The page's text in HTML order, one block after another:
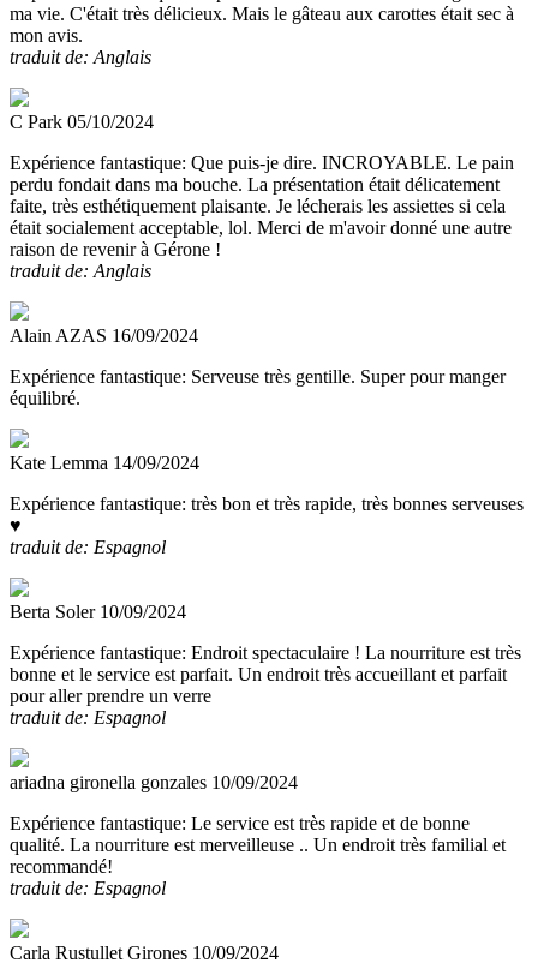
ma vie. C'était très délicieux. Mais le gâteau aux carottes était sec à
mon avis.
traduit de: Anglais
C Park 05/10/2024
Expérience fantastique: Que puis-je dire. INCROYABLE. Le pain
perdu fondait dans ma bouche. La présentation était délicatement
faite, très esthétiquement plaisante. Je lécherais les assiettes si cela
était socialement acceptable, lol. Merci de m'avoir donné une autre
raison de revenir à Gérone !
traduit de: Anglais
Alain AZAS 16/09/2024
Expérience fantastique: Serveuse très gentille. Super pour manger
équilibré.
Kate Lemma 14/09/2024
Expérience fantastique: très bon et très rapide, très bonnes serveuses
♥️
traduit de: Espagnol
Berta Soler 10/09/2024
Expérience fantastique: Endroit spectaculaire ! La nourriture est très
bonne et le service est parfait. Un endroit très accueillant et parfait
pour aller prendre un verre
traduit de: Espagnol
ariadna gironella gonzales 10/09/2024
Expérience fantastique: Le service est très rapide et de bonne
qualité. La nourriture est merveilleuse .. Un endroit très familial et
recommandé!
traduit de: Espagnol
Carla Rustullet Girones 10/09/2024